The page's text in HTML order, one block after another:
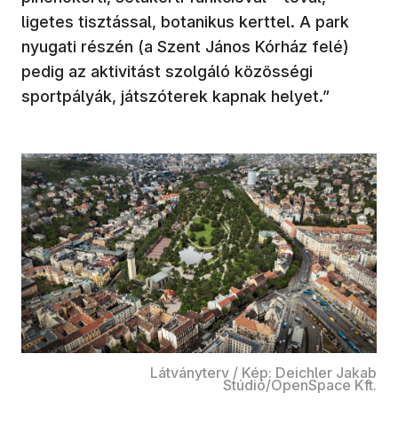
ligetes tisztással, botanikus kerttel. A park
nyugati részén (a Szent János Kórház felé)
pedig az aktivitást szolgáló közösségi
sportpályák, játszóterek kapnak helyet.”
Látványterv / Kép: Deichler Jakab
Stúdió/OpenSpace Kft.